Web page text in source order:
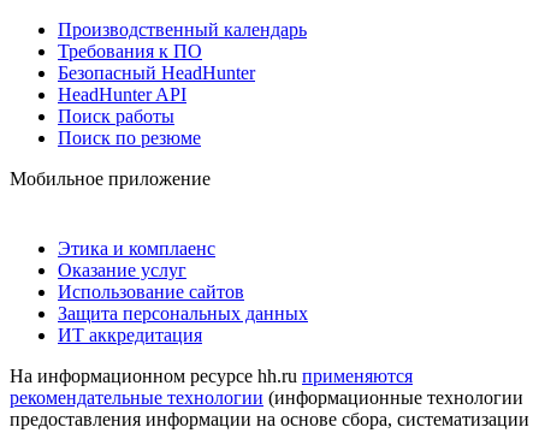
Производственный календарь
Требования к ПО
Безопасный HeadHunter
HeadHunter API
Поиск работы
Поиск по резюме
Мобильное приложение
Этика и комплаенс
Оказание услуг
Использование сайтов
Защита персональных данных
ИТ аккредитация
На информационном ресурсе hh.ru применяются
рекомендательные технологии (информационные технологии
предоставления информации на основе сбора, систематизации